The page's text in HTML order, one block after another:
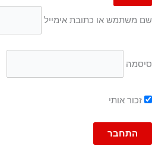
שם משתמש או כתובת אימייל
סיסמה
זכור אותי